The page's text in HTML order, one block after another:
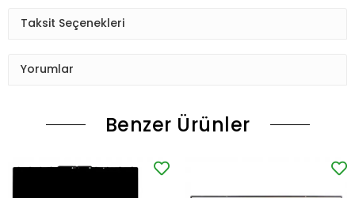
Taksit Seçenekleri
Yorumlar
Benzer Ürünler